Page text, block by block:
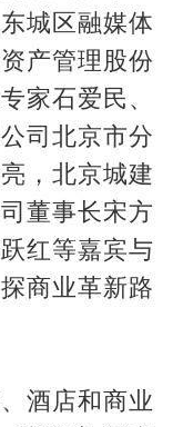
城区融媒体
产管理股份
家石爱民、
司北京市分
，北京城建
董事长宋方
红等嘉宾与
商业革新路
酒店和商业